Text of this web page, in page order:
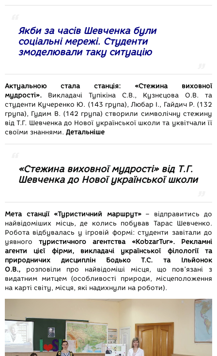
Якби за часів Шевченка були
соціальні мережі. Студенти
змоделювали таку ситуацію
Актуальною стала станція: «Стежина виховної
мудрості». Викладачі Тупікіна С.В., Кузнєцова О.В. та
студенти Кучеренко Ю. (143 група), Любар І., Гайдич Р. (132
група), Гудим В. (142 група) створили символічну стежину
від Т.Г. Шевченка до Нової української школи та уквітчали її
своїми знаннями. Детальніше
«Стежина виховної мудрості» від Т.Г.
Шевченка до Нової української школи
Мета станції «Туристичний маршрут»– відправитись до
найвідоміших місць, де колись побував Тарас Шевченко.
Робота відбувалась у ігровій формі: студенти завітали до
уявного туристичного агентства «KobzarTur».
Рекламні
агенти цієї фірми, викладачі української філології та
природничих дисциплін Бодько Т.С. та Ільйонок
О.В., розповіли про найвідоміші місця, що пов’язані з
видатним митцем (особливості природи, місцеположення
на карті світу, місця, які надихнули на роботи).